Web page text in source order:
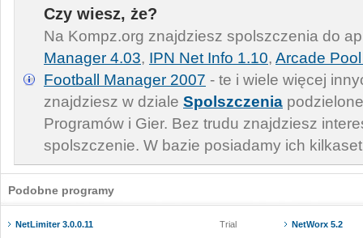
Czy wiesz, że?
Na Kompz.org znajdziesz spolszczenia do
Manager 4.03, IPN Net Info 1.10, Arcade
Football Manager 2007 - te i wiele więcej
znajdziesz w dziale Spolszczenia
Programów i Gier. Bez trudu znajdziesz
spolszczenie. W bazie posiadamy ich
Podobne programy
NetLimiter 3.0.0.11
Trial
NetWorx 5.2